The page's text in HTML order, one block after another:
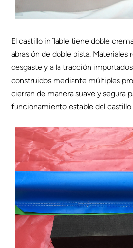
El castillo inflable tiene doble
abrasión de doble pista. Materiales
desgaste y a la tracción
construidos mediante múltiples
cierran de manera suave y segura
funcionamiento estable del castillo